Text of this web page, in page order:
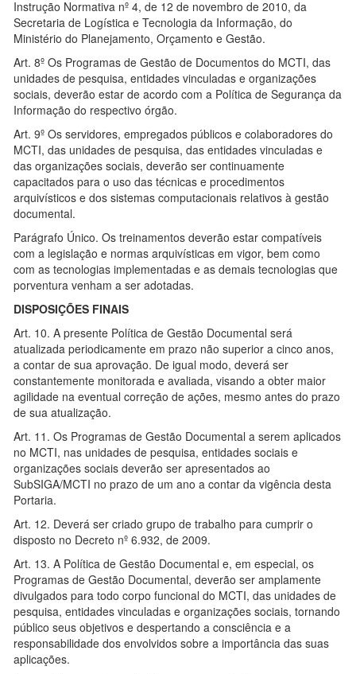
Instrução Normativa nº 4, de 12 de novembro de 2010, da
Secretaria de Logística e Tecnologia da Informação, do
Ministério do Planejamento, Orçamento e Gestão.
Art. 8º Os Programas de Gestão de Documentos do MCTI, das
unidades de pesquisa, entidades vinculadas e organizações
sociais, deverão estar de acordo com a Política de Segurança da
Informação do respectivo órgão.
Art. 9º Os servidores, empregados públicos e colaboradores do
MCTI, das unidades de pesquisa, das entidades vinculadas e
das organizações sociais, deverão ser continuamente
capacitados para o uso das técnicas e procedimentos
arquivísticos e dos sistemas computacionais relativos à gestão
documental.
Parágrafo Único. Os treinamentos deverão estar compatíveis
com a legislação e normas arquivísticas em vigor, bem como
com as tecnologias implementadas e as demais tecnologias que
porventura venham a ser adotadas.
DISPOSIÇÕES FINAIS
Art. 10. A presente Política de Gestão Documental será
atualizada periodicamente em prazo não superior a cinco anos,
a contar de sua aprovação. De igual modo, deverá ser
constantemente monitorada e avaliada, visando a obter maior
agilidade na eventual correção de ações, mesmo antes do prazo
de sua atualização.
Art. 11. Os Programas de Gestão Documental a serem aplicados
no MCTI, nas unidades de pesquisa, entidades sociais e
organizações sociais deverão ser apresentados ao
SubSIGA/MCTI no prazo de um ano a contar da vigência desta
Portaria.
Art. 12. Deverá ser criado grupo de trabalho para cumprir o
disposto no Decreto nº 6.932, de 2009.
Art. 13. A Política de Gestão Documental e, em especial, os
Programas de Gestão Documental, deverão ser amplamente
divulgados para todo corpo funcional do MCTI, das unidades de
pesquisa, entidades vinculadas e organizações sociais, tornando
público seus objetivos e despertando a consciência e a
responsabilidade dos envolvidos sobre a importância das suas
aplicações.